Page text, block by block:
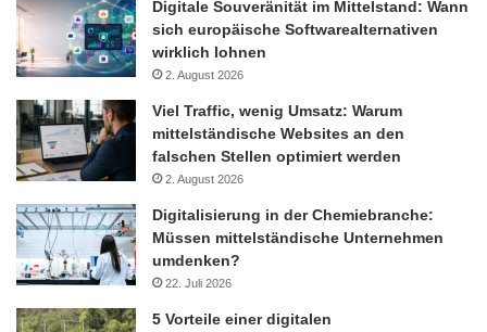
Digitale Souveränität im Mittelstand: Wann
sich europäische Softwarealternativen
wirklich lohnen
2. August 2026
Viel Traffic, wenig Umsatz: Warum
mittelständische Websites an den
falschen Stellen optimiert werden
2. August 2026
Digitalisierung in der Chemiebranche:
Müssen mittelständische Unternehmen
umdenken?
22. Juli 2026
5 Vorteile einer digitalen